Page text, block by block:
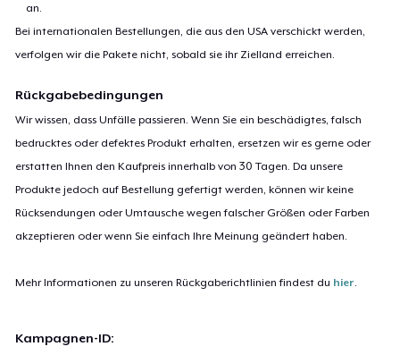
an.
Bei internationalen Bestellungen, die aus den USA verschickt werden,
verfolgen wir die Pakete nicht, sobald sie ihr Zielland erreichen.
Rückgabebedingungen
Wir wissen, dass Unfälle passieren. Wenn Sie ein beschädigtes, falsch
bedrucktes oder defektes Produkt erhalten, ersetzen wir es gerne oder
erstatten Ihnen den Kaufpreis innerhalb von 30 Tagen. Da unsere
Produkte jedoch auf Bestellung gefertigt werden, können wir keine
Rücksendungen oder Umtausche wegen falscher Größen oder Farben
akzeptieren oder wenn Sie einfach Ihre Meinung geändert haben.
Mehr Informationen zu unseren Rückgaberichtlinien findest du hier
Kampagnen-ID: